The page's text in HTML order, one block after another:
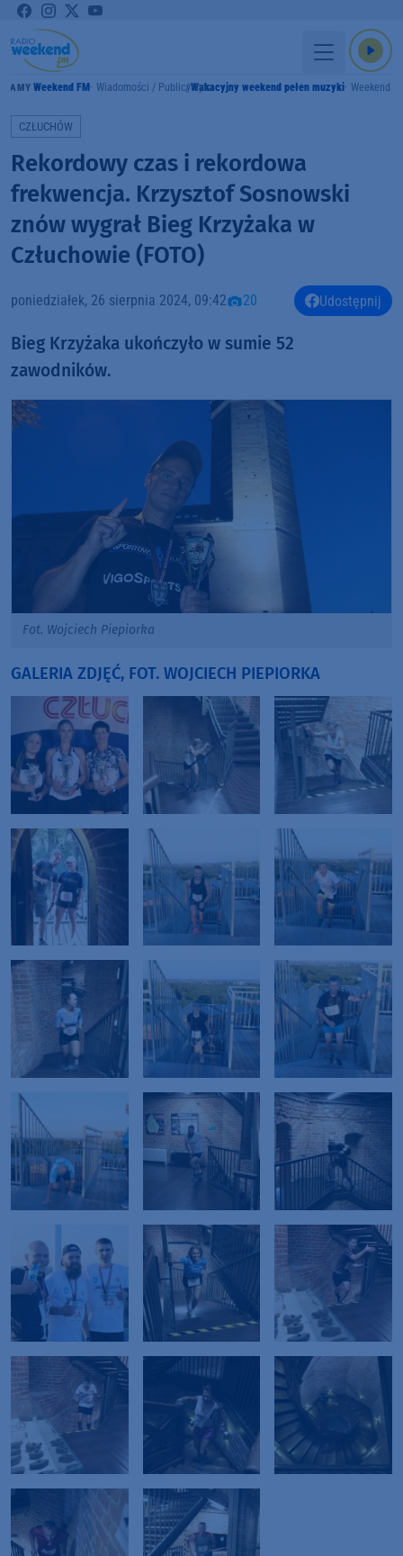
Weekend FM Wiadomości / PublicystykaWakacyjny weekend pełen muzyki Weekend
CZŁUCHÓW
Rekordowy czas i rekordowa
frekwencja. Krzysztof Sosnowski
znów wygrał Bieg Krzyżaka w
Człuchowie (FOTO)
poniedziałek, 26 sierpnia 2024, 09:42 20 Udostępnij
Bieg Krzyżaka ukończyło w sumie 52
zawodników.
Fot. Wojciech Piepiorka
GALERIA ZDJĘĆ, FOT. WOJCIECH PIEPIORKA